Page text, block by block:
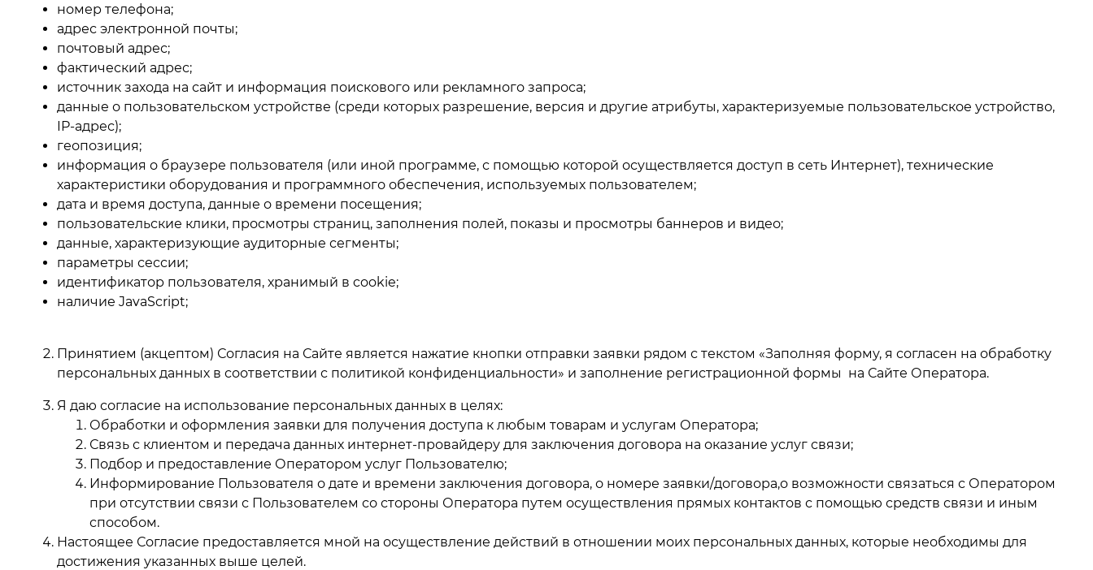
номер телефона;
адрес электронной почты;
почтовый адрес;
фактический адрес;
источник захода на сайт и информация поискового или рекламного запроса;
данные о пользовательском устройстве (среди которых разрешение, версия и другие атрибуты, характеризуемые пользовательское устройство,
IP-адрес);
геопозиция;
информация о браузере пользователя (или иной программе, с помощью которой осуществляется доступ в сеть Интернет), технические
характеристики оборудования и программного обеспечения, используемых пользователем;
дата и время доступа, данные о времени посещения;
пользовательские клики, просмотры страниц, заполнения полей, показы и просмотры баннеров и видео;
данные, характеризующие аудиторные сегменты;
параметры сессии;
идентификатор пользователя, хранимый в cookie;
наличие JavaScript;
Принятием (акцептом) Согласия на Сайте является нажатие кнопки отправки заявки рядом с текстом «Заполняя форму, я согласен на обработку
персональных данных в соответствии с политикой конфиденциальности» и заполнение регистрационной формы на Сайте Оператора.
Я даю согласие на использование персональных данных в целях:
Обработки и оформления заявки для получения доступа к любым товарам и услугам Оператора;
Связь с клиентом и передача данных интернет-провайдеру для заключения договора на оказание услуг связи;
Подбор и предоставление Оператором услуг Пользователю;
Информирование Пользователя о дате и времени заключения договора, о номере заявки/договора,о возможности связаться с Оператором
при отсутствии связи с Пользователем со стороны Оператора путем осуществления прямых контактов с помощью средств связи и иным
способом.
Настоящее Согласие предоставляется мной на осуществление действий в отношении моих персональных данных, которые необходимы для
достижения указанных выше целей.